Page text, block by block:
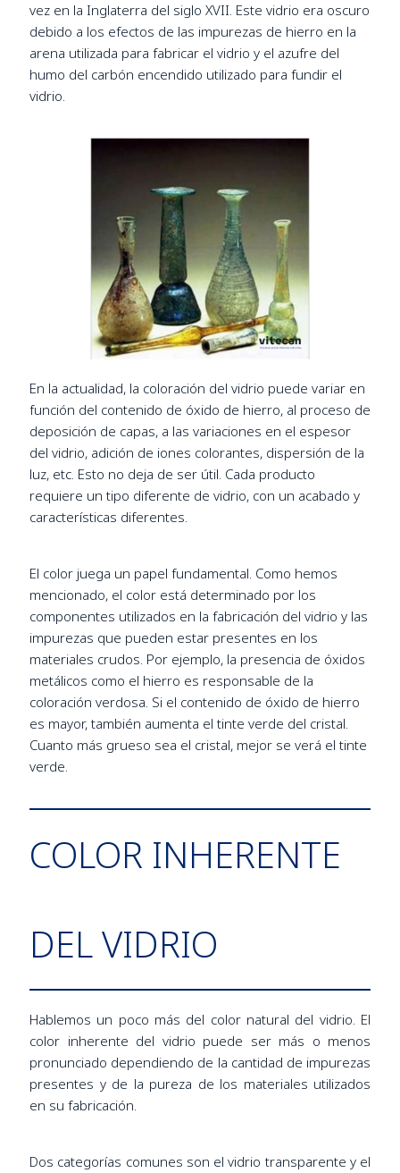
vez en la Inglaterra del siglo XVII. Este vidrio era oscuro
debido a los efectos de las impurezas de hierro en la
arena utilizada para fabricar el vidrio y el azufre del
humo del carbón encendido utilizado para fundir el
vidrio.
En la actualidad, la coloración del vidrio puede variar en
función del contenido de óxido de hierro, al proceso de
deposición de capas, a las variaciones en el espesor
del vidrio, adición de iones colorantes, dispersión de la
luz, etc. Esto no deja de ser útil. Cada producto
requiere un tipo diferente de vidrio, con un acabado y
características diferentes.
El color juega un papel fundamental. Como hemos
mencionado, el color está determinado por los
componentes utilizados en la fabricación del vidrio y las
impurezas que pueden estar presentes en los
materiales crudos. Por ejemplo, la presencia de óxidos
metálicos como el hierro es responsable de la
coloración verdosa. Si el contenido de óxido de hierro
es mayor, también aumenta el tinte verde del cristal.
Cuanto más grueso sea el cristal, mejor se verá el tinte
verde.
COLOR INHERENTE
DEL VIDRIO
Hablemos un poco más del color natural del vidrio. El
color inherente del vidrio puede ser más o menos
pronunciado dependiendo de la cantidad de impurezas
presentes y de la pureza de los materiales utilizados
en su fabricación.
Dos categorías comunes son el vidrio transparente y el